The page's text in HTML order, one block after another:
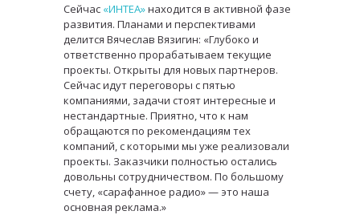
Сейчас «ИНТЕА»находится в активной фазе
развития. Планами и перспективами
делится Вячеслав Вязигин: «Глубоко и
ответственно прорабатываем текущие
проекты. Открыты для новых партнеров.
Сейчас идут переговоры с пятью
компаниями, задачи стоят интересные и
нестандартные. Приятно, что к нам
обращаются по рекомендациям тех
компаний, с которыми мы уже реализовали
проекты. Заказчики полностью остались
довольны сотрудничеством. По большому
счету, «сарафанное радио» — это наша
основная реклама.»